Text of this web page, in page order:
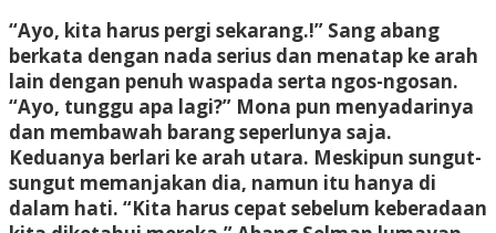
“Ayo, kita harus pergi sekarang.!” Sang abang
berkata dengan nada serius dan menatap ke arah
lain dengan penuh waspada serta ngos-ngosan.
“Ayo, tunggu apa lagi?” Mona pun menyadarinya
dan membawah barang seperlunya saja.
Keduanya berlari ke arah utara. Meskipun sungut-
sungut memanjakan dia, namun itu hanya di
dalam hati. “Kita harus cepat sebelum keberadaan